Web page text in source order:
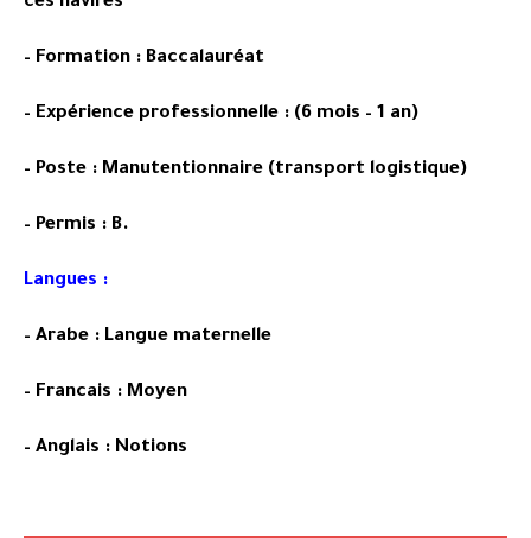
– Formation : Baccalauréat
– Expérience professionnelle : (6 mois – 1 an)
– Poste : Manutentionnaire (transport logistique)
– Permis : B.
Langues :
– Arabe : Langue maternelle
– Francais : Moyen
– Anglais : Notions